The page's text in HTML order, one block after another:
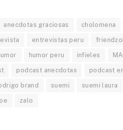
anecdotas graciosas cholomena
entrevistas peru
humor peru infieles
podcast anecdotas podcast
brand suemi suemi laura
zalo